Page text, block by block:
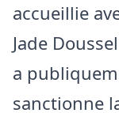
accueillie
Jade
a
sanctionne